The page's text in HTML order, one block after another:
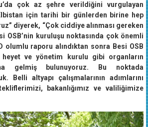
için tarihi bir günlerden birine hep
diyerek, “Çok ciddiye alınması gereken
OSB’nin kuruluşu noktasında çok önemli
olumlu raporu alındıktan sonra Besi OSB
ve yönetim kurulu gibi organların
gelmiş bulunuyoruz. Bu noktada
Belli altyapı çalışmalarının adımlarını
bakanlığımız ve valiliğimize